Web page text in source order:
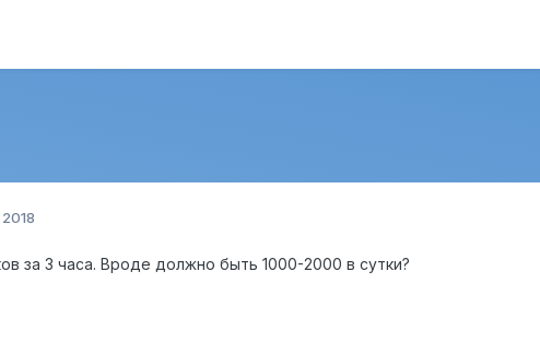
за 3 часа. Вроде должно быть 1000-2000 в сутки?